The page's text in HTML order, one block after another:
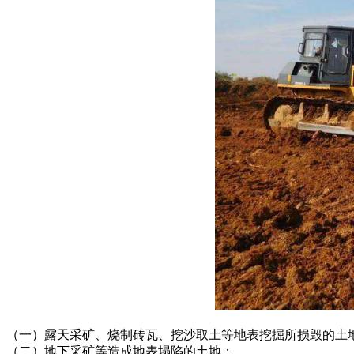
（一）露天采矿、烧制砖瓦、挖沙取土等地表挖掘所损毁的土
（二）地下采矿等造成地表塌陷的土地；